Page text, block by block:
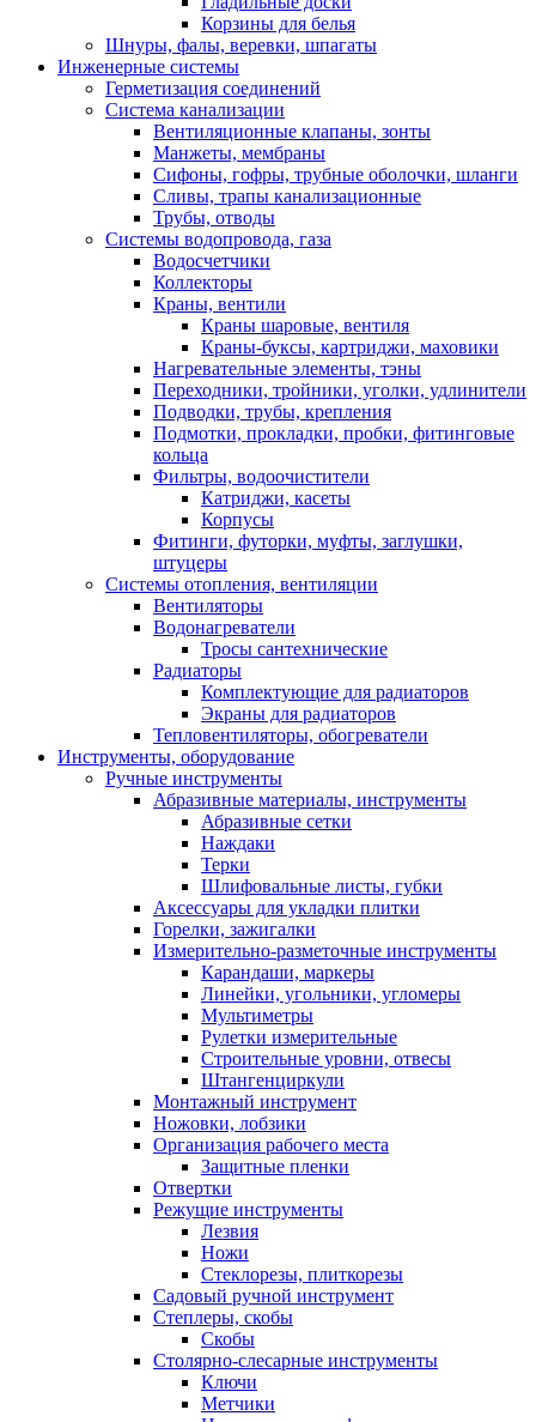
Корзины для белья
Шнуры, фалы, веревки, шпагаты
Инженерные системы
Герметизация соединений
Система канализации
Вентиляционные клапаны, зонты
Манжеты, мембраны
Сифоны, гофры, трубные оболочки, шланги
Сливы, трапы канализационные
Трубы, отводы
Системы водопровода, газа
Водосчетчики
Коллекторы
Краны, вентили
Краны шаровые, вентиля
Краны-буксы, картриджи, маховики
Нагревательные элементы, тэны
Переходники, тройники, уголки, удлинители
Подводки, трубы, крепления
Подмотки, прокладки, пробки, фитинговые
кольца
Фильтры, водоочистители
Катриджи, касеты
Корпусы
Фитинги, футорки, муфты, заглушки,
штуцеры
Системы отопления, вентиляции
Вентиляторы
Водонагреватели
Тросы сантехнические
Радиаторы
Комплектующие для радиаторов
Экраны для радиаторов
Тепловентиляторы, обогреватели
Инструменты, оборудование
Ручные инструменты
Абразивные материалы, инструменты
Абразивные сетки
Наждаки
Терки
Шлифовальные листы, губки
Аксессуары для укладки плитки
Горелки, зажигалки
Измерительно-разметочные инструменты
Карандаши, маркеры
Линейки, угольники, угломеры
Мультиметры
Рулетки измерительные
Строительные уровни, отвесы
Штангенциркули
Монтажный инструмент
Ножовки, лобзики
Организация рабочего места
Защитные пленки
Отвертки
Режущие инструменты
Лезвия
Ножи
Стеклорезы, плиткорезы
Садовый ручной инструмент
Степлеры, скобы
Скобы
Столярно-слесарные инструменты
Ключи
Метчики